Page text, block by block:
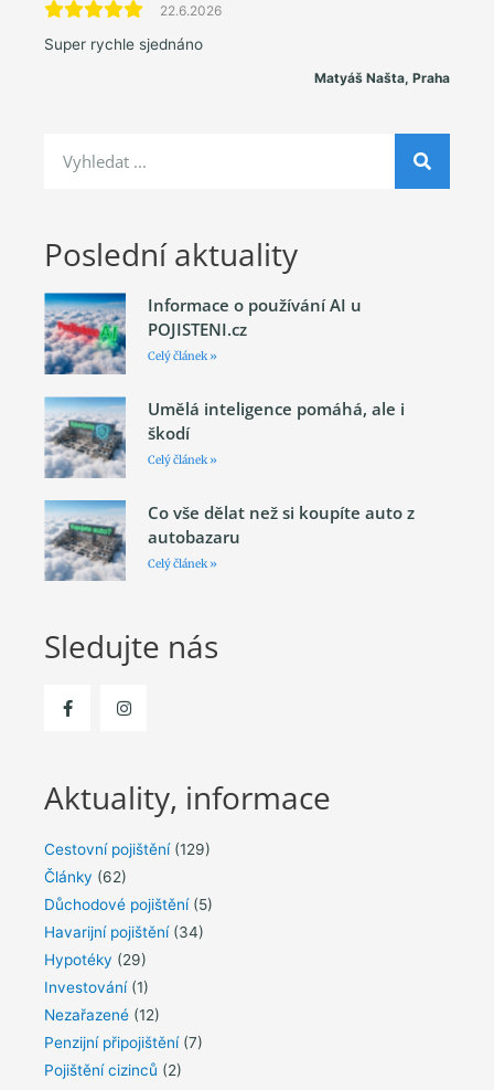
22.6.2026
Super rychle sjednáno
Matyáš Našta, Praha
Poslední aktuality
Informace o používání AI u
POJISTENI.cz
Celý článek »
Umělá inteligence pomáhá, ale i
škodí
Celý článek »
Co vše dělat než si koupíte auto z
autobazaru
Celý článek »
Sledujte nás
Aktuality, informace
Cestovní pojištění(129)
Články (62)
Důchodové pojištění(5)
Havarijní pojištění(34)
Hypotéky (29)
Investování(1)
Nezařazené (12)
Penzijní připojištění(7)
Pojištění cizinců (2)